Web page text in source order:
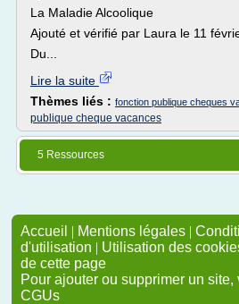
La Maladie Alcoolique
Ajouté et vérifié par Laura le 11
Du...
Lire la suite
Thèmes liés : fonction publique cheques
publique cheque vacances
5 Ressources
Accueil | Mentions légales |
d'utilisation | Utilisation des
de cette page
Pour ajouter ou supprimer un
CGUs